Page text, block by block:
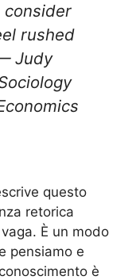
consider
rushed
Judy
questo
retorica
È un modo
pensiamo e
è